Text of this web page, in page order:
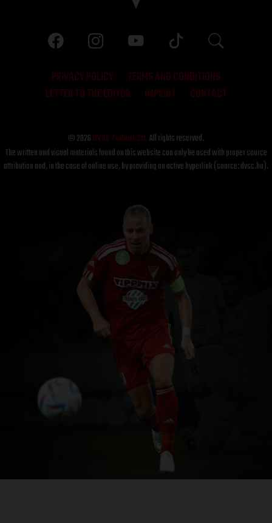
PRIVACY POLICY
TERMS AND CONDITIONS
LETTER TO THE EDITOR
IMPRINT CONTACT
© 2026DVSC Futball Zrt.All rights reserved.
The written and visual materials found on this website can only be used with proper source
attribution and, in the case of online use, by providing an active hyperlink (source: dvsc.hu).